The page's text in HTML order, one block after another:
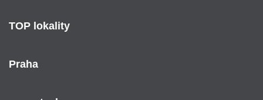
TOP lokality
Praha